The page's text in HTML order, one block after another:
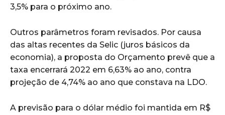
3,5% para o próximo ano.
Outros parâmetros foram revisados. Por causa
das altas recentes da Selic (juros básicos da
economia), a proposta do Orçamento prevê que a
taxa encerrará 2022 em 6,63% ao ano, contra
projeção de 4,74% ao ano que constava na LDO.
A previsão para o dólar médio foi mantida em R$